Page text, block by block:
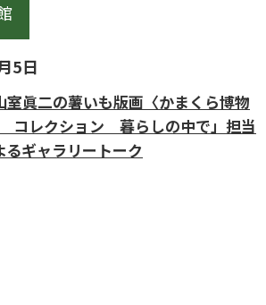
5日
室眞二の薯いも版画〈かまくら博物
コレクション 暮らしの中で」担当
るギャラリートーク